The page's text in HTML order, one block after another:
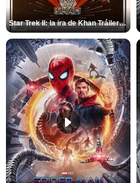
Star Trek II: la ira de Khan Tráiler VO